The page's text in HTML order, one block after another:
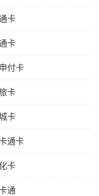
卡
卡
付卡
卡
卡
通卡
卡
通